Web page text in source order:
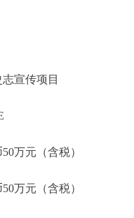
宣传项目
万元（含税）
万元（含税）